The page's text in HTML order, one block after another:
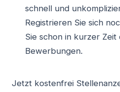
schnell und
Registrieren Sie sich
Sie schon in kurzer Zeit
Bewerbungen.
Jetzt kostenfrei